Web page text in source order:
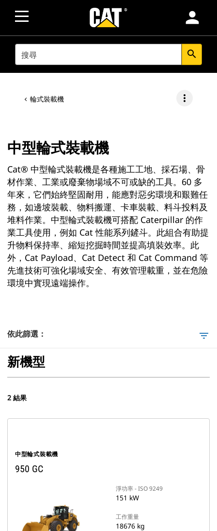
person
SEARCH search
輪式裝載機 more_vert
中型輪式裝載機
Cat® 中型輪式裝載機是各種施工工地、採石場、骨
材作業、工業或廢棄物場域不可或缺的工具。60 多
年來，它們始終堅固耐用，能應對惡劣環境和艱難任
務，如邊坡裝載、物料搬運、卡車裝載、料斗投料及
堆料作業。中型輪式裝載機可搭配 Caterpillar 的作
業工具使用，例如 Cat 性能系列鏟斗。此組合有助提
升物料保持率、縮短挖掘時間並提高填裝效率。此
外，Cat Payload、Cat Detect 和 Cat Command 等
先進技術可強化場域安全、有效管理載重，並在危險
環境中實現遠端操作。
依此篩選： filter_list
新機型
2 結果
中型輪式裝載機
950 GC
淨功率 - ISO 9249
151 kW
工作重量
18676 kg